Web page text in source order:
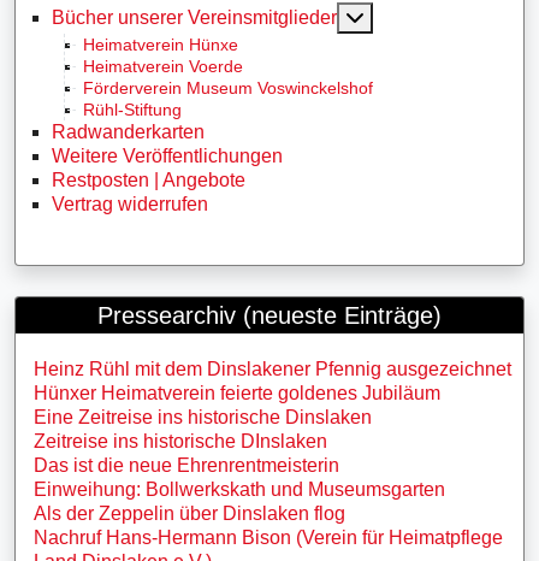
Bücher unserer Vereinsmitglieder
Heimatverein Hünxe
Heimatverein Voerde
Förderverein Museum Voswinckelshof
Rühl-Stiftung
Radwanderkarten
Weitere Veröffentlichungen
Restposten | Angebote
Vertrag widerrufen
Pressearchiv (neueste Einträge)
Heinz Rühl mit dem Dinslakener Pfennig ausgezeichnet
Hünxer Heimatverein feierte goldenes Jubiläum
Eine Zeitreise ins historische Dinslaken
Zeitreise ins historische DInslaken
Das ist die neue Ehrenrentmeisterin
Einweihung: Bollwerkskath und Museumsgarten
Als der Zeppelin über Dinslaken flog
Nachruf Hans-Hermann Bison (Verein für Heimatpflege